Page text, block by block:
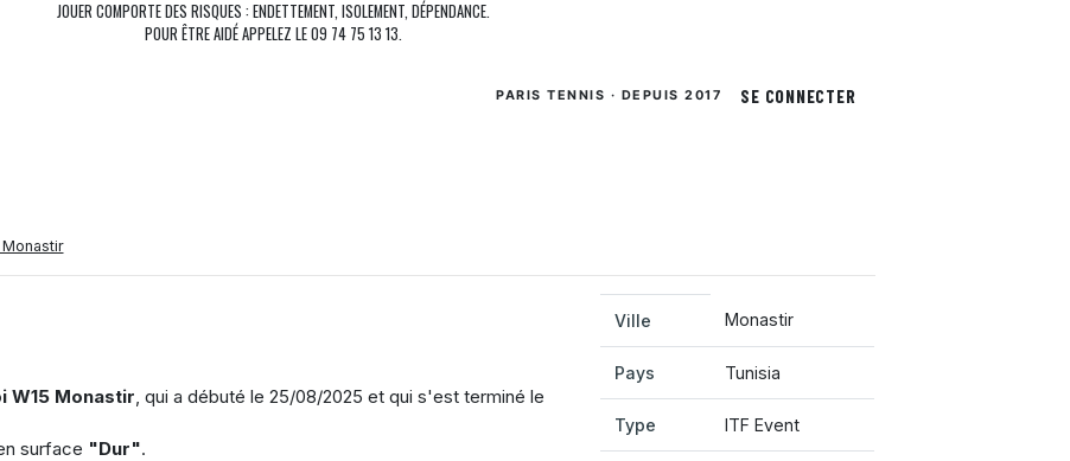
JOUER COMPORTE DES RISQUES : ENDETTEMENT, ISOLEMENT, DÉPENDANCE.
POUR ÊTRE AIDÉ APPELEZ LE 09 74 75 13 13.
PARIS TENNIS · DEPUIS 2017 SE CONNECTER
Monastir
W15 Monastir, qui a débuté le 25/08/2025 et qui s'est terminé le
surface "Dur".
Ville Monastir
Pays Tunisia
Type ITF Event